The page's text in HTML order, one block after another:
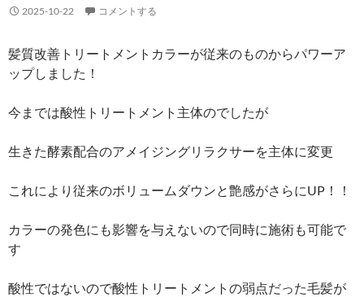
2025-10-22 コメントする
髪質改善トリートメントカラーが従来のものからパワーア
ップしました！
今までは酸性トリートメント主体のでしたが
生きた酵素配合のアメイジングリラクサーを主体に変更
これにより従来のボリュームダウンと艶感がさらにUP！！
カラーの発色にも影響を与えないので同時に施術も可能で
す
酸性ではないので酸性トリートメントの弱点だった毛髪が